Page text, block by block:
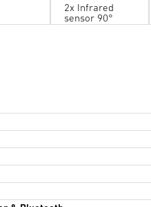
2x Infrared
sensor 90°